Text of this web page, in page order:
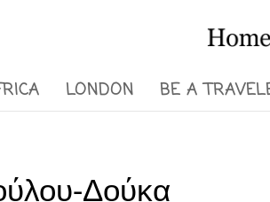
LONDON BE A
Δούκα